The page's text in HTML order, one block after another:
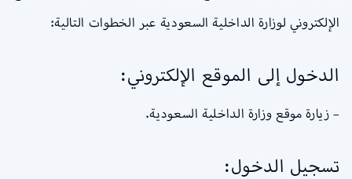
الإلكتروني لوزارة الداخلية السعودية عبر الخطوات التالية:
الدخول إلى الموقع الإلكتروني:
– زيارة موقع وزارة الداخلية السعودية.
تسجيل الدخول: